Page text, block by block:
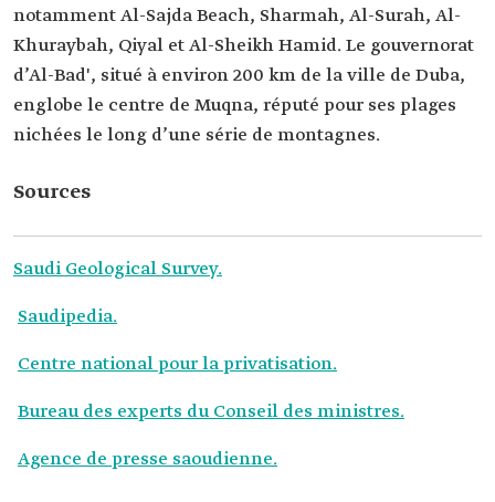
notamment Al-Sajda Beach, Sharmah, Al-Surah, Al-
Khuraybah, Qiyal et Al-Sheikh Hamid. Le gouvernorat
d’Al-Bad', situé à environ 200 km de la ville de Duba,
englobe le centre de Muqna, réputé pour ses plages
nichées le long d’une série de montagnes.
Sources
Saudi Geological Survey.
Saudipedia.
Centre national pour la privatisation.
Bureau des experts du Conseil des ministres.
Agence de presse saoudienne.